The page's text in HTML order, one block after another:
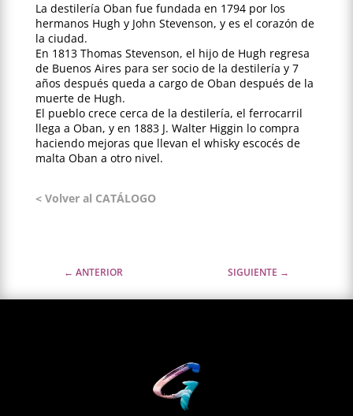
La destilería Oban fue fundada en 1794 por los
hermanos Hugh y John Stevenson, y es el corazón de
la ciudad.
En 1813 Thomas Stevenson, el hijo de Hugh regresa
de Buenos Aires para ser socio de la destilería y 7
años después queda a cargo de Oban después de la
muerte de Hugh.
El pueblo crece cerca de la destilería, el ferrocarril
llega a Oban, y en 1883 J. Walter Higgin lo compra
haciendo mejoras que llevan el whisky escocés de
malta Oban a otro nivel.
< Volver al CATÁLOGO
← ANTERIOR SIGUIENTE →